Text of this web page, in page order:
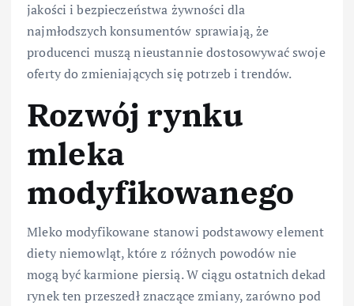
jakości i bezpieczeństwa żywności dla
najmłodszych konsumentów sprawiają, że
producenci muszą nieustannie dostosowywać swoje
oferty do zmieniających się potrzeb i trendów.
Rozwój rynku
mleka
modyfikowanego
Mleko modyfikowane stanowi podstawowy element
diety niemowląt, które z różnych powodów nie
mogą być karmione piersią. W ciągu ostatnich dekad
rynek ten przeszedł znaczące zmiany, zarówno pod